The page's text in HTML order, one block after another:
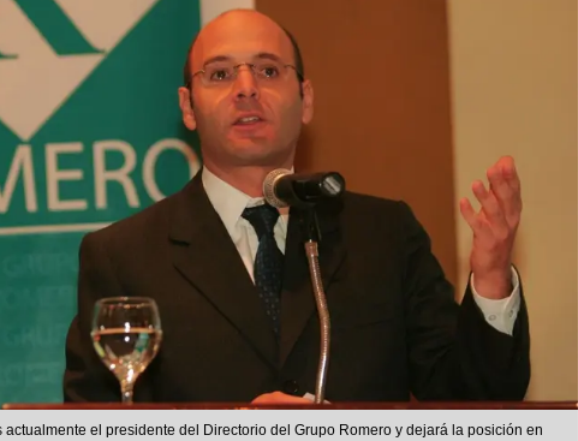
actualmente el presidente del Directorio del Grupo Romero y dejará la posición en